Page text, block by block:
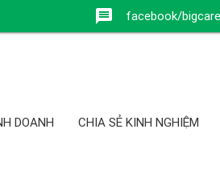
message facebook/bigcare
DOANH CHIA SẺ KINH NGHIỆM